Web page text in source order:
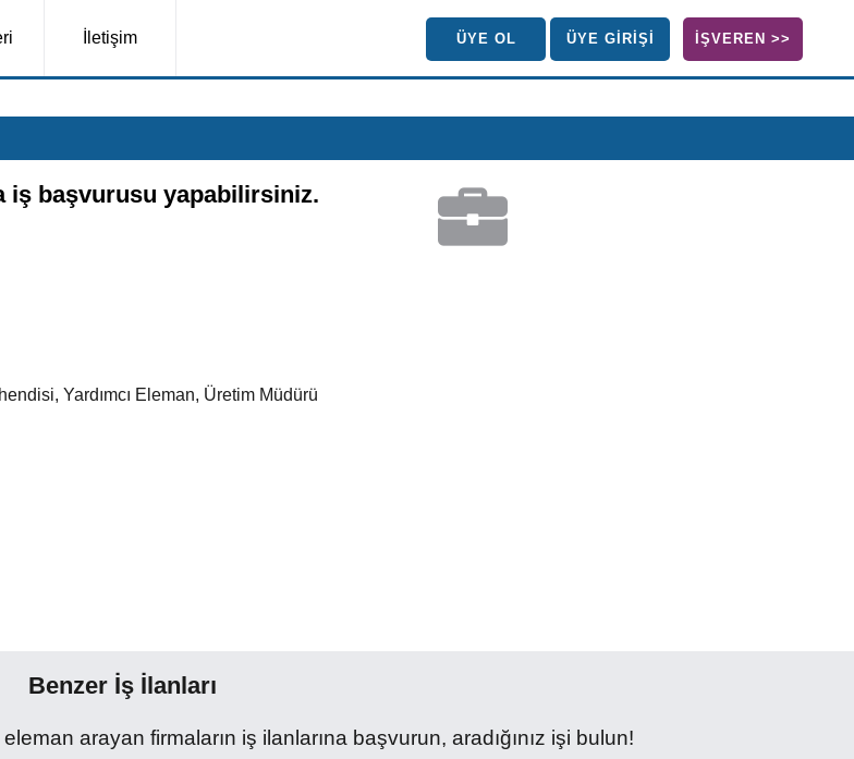
İletişim ÜYE OL ÜYE GİRİŞİ İŞVEREN >>
iş başvurusu yapabilirsiniz.
Yardımcı Eleman, Üretim Müdürü
Benzer İş İlanları
arayan firmaların iş ilanlarına başvurun, aradığınız işi bulun!